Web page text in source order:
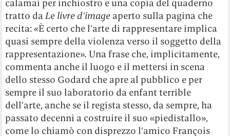
calamai per inchiostro e una copia del quaderno
tratto daLe livre d’image aperto sulla pagina che
recita:«È certo che l’arte di rappresentare implica
quasi sempre della violenza verso il soggetto della
rappresentazione». Una frase che, implicitamente,
commenta anche il luogo e il mettersi in scena
dello stesso Godard che apre al pubblico e per
sempre il suo laboratorio da enfant terrible
dell’arte, anche se il regista stesso, da sempre, ha
passato decenni a costruire il suo «piedistallo»,
come lo chiamò con disprezzo l’amico François